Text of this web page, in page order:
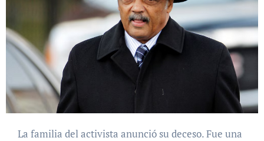
La familia del activista anunció su deceso. Fue una